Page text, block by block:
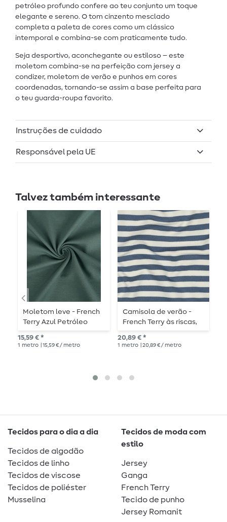
petróleo profundo confere ao teu conjunto um toque
elegante e sereno. O tom cinzento mesclado
completa a paleta de cores como um clássico
intemporal e combina-se com praticamente tudo.
Seja desportivo, aconchegante ou estiloso – este
moletom combina-se na perfeição com jersey a
condizer, moletom de verão e punhos em cores
coordenadas, tornando-se assim a base perfeita para
o teu guarda-roupa favorito.
Instruções de cuidado
Responsável pela UE
Talvez também interessante
Moletom leve - French
Terry Azul Petróleo
Fosco
15,59 € *
1 metro | 15,59 € / metro
Camisola de verão -
French Terry às riscas,
cor cru, tingida com fio
de ganga
20,89 € *
1 metro | 20,89 € / metro
Tecidos para o dia a dia
Tecidos de algodão
Tecidos de linho
Tecidos de viscose
Tecidos de poliéster
Musselina
Tecidos de moda com
estilo
Jersey
Ganga
French Terry
Tecido de punho
Jersey Romanit